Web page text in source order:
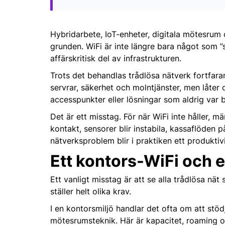
Hybridarbete, IoT-enheter, digitala
grunden. WiFi är inte längre bara något som
affärskritisk del av infrastrukturen.
Trots det behandlas trådlösa nätverk
servrar, säkerhet och molntjänster, men
accesspunkter eller lösningar som aldrig var
Det är ett misstag. För när WiFi inte håller,
kontakt, sensorer blir instabila, kassaflöden
nätverksproblem blir i praktiken ett
Ett kontors-WiFi och
Ett vanligt misstag är att se alla trådlösa nät
ställer helt olika krav.
I en kontorsmiljö handlar det ofta om att
mötesrumsteknik. Här är kapacitet, roaming